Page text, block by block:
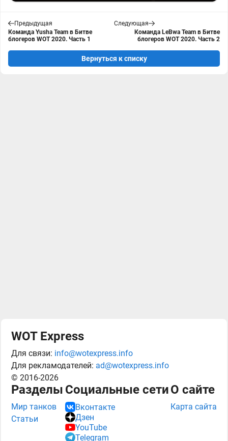
Предыдущая
Команда Yusha Team в Битве
блогеров WOT 2020. Часть 1
Следующая
Команда LeBwa Team в Битве
блогеров WOT 2020. Часть 2
Вернуться к списку
WOT Express
Для связи: info@wotexpress.info
Для рекламодателей: ad@wotexpress.info
© 2016-2026
Разделы
Мир танков
Статьи
Социальные сети
Вконтакте
Дзен
YouTube
Telegram
О сайте
Карта сайта